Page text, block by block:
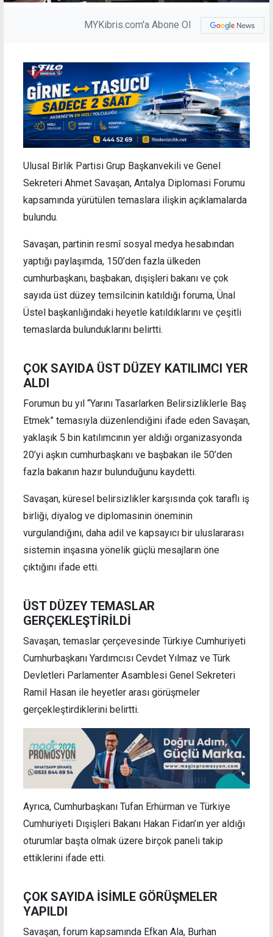
MYKibris.com'a Abone Ol
Ulusal Birlik Partisi Grup Başkanvekili ve Genel
Sekreteri Ahmet Savaşan, Antalya Diplomasi Forumu
kapsamında yürütülen temaslara ilişkin açıklamalarda
bulundu.
Savaşan, partinin resmî sosyal medya hesabından
yaptığı paylaşımda, 150’den fazla ülkeden
cumhurbaşkanı, başbakan, dışişleri bakanı ve çok
sayıda üst düzey temsilcinin katıldığı foruma, Ünal
Üstel başkanlığındaki heyetle katıldıklarını ve çeşitli
temaslarda bulunduklarını belirtti.
ÇOK SAYIDA ÜST DÜZEY KATILIMCI YER
ALDI
Forumun bu yıl “Yarını Tasarlarken Belirsizliklerle Baş
Etmek” temasıyla düzenlendiğini ifade eden Savaşan,
yaklaşık 5 bin katılımcının yer aldığı organizasyonda
20’yi aşkın cumhurbaşkanı ve başbakan ile 50’den
fazla bakanın hazır bulunduğunu kaydetti.
Savaşan, küresel belirsizlikler karşısında çok taraflı iş
birliği, diyalog ve diplomasinin öneminin
vurgulandığını, daha adil ve kapsayıcı bir uluslararası
sistemin inşasına yönelik güçlü mesajların öne
çıktığını ifade etti.
ÜST DÜZEY TEMASLAR
GERÇEKLEŞTİRİLDİ
Savaşan, temaslar çerçevesinde Türkiye Cumhuriyeti
Cumhurbaşkanı Yardımcısı Cevdet Yılmaz ve Türk
Devletleri Parlamenter Asamblesi Genel Sekreteri
Ramil Hasan ile heyetler arası görüşmeler
gerçekleştirdiklerini belirtti.
Ayrıca, Cumhurbaşkanı Tufan Erhürman ve Türkiye
Cumhuriyeti Dışişleri Bakanı Hakan Fidan’ın yer aldığı
oturumlar başta olmak üzere birçok paneli takip
ettiklerini ifade etti.
ÇOK SAYIDA İSİMLE GÖRÜŞMELER
YAPILDI
Savaşan, forum kapsamında Efkan Ala, Burhan